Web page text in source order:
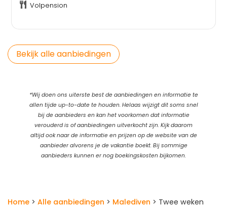
Volpension
Bekijk alle aanbiedingen
*Wij doen ons uiterste best de aanbiedingen en informatie te
allen tijde up-to-date te houden. Helaas wijzigt dit soms snel
bij de aanbieders en kan het voorkomen dat informatie
verouderd is of aanbiedingen uitverkocht zijn. Kijk daarom
altijd ook naar de informatie en prijzen op de website van de
aanbieder alvorens je de vakantie boekt. Bij sommige
aanbieders kunnen er nog boekingskosten bijkomen.
Home > Alle aanbiedingen > Malediven > Twee weken